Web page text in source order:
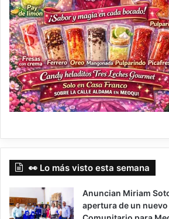
👀 Lo más visto esta semana
Anuncian Miriam
apertura de un